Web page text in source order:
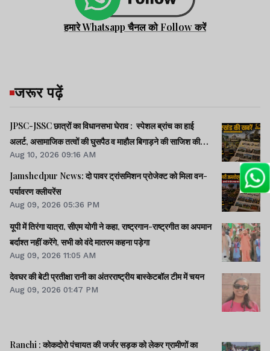
हमारे Whatsapp चैनल को Follow करें
जरूर पढ़ें
JPSC-JSSC छात्रों का विधानसभा घेराव : स्पेशल ब्रांच का हाई
अलर्ट, असामाजिक तत्वों की घुसपैठ व माहौल बिगाड़ने की साजिश की
आशंका
Aug 10, 2026 09:16 AM
Jamshedpur News: दो पावर ट्रांसमिशन प्रोजेक्ट को मिला वन-
पर्यावरण क्लीयरेंस
Aug 09, 2026 05:36 PM
यूपी में तिरंगा यात्रा, सीएम योगी ने कहा, राष्ट्रगान-राष्ट्रगीत का अपमान
बर्दाश्त नहीं करेंगे, सभी को वंदे मातरम कहना पड़ेगा
Aug 09, 2026 11:05 AM
देवघर की बेटी प्रतीक्षा रानी का अंतरराष्ट्रीय बास्केटबॉल टीम में चयन
Aug 09, 2026 01:47 PM
Ranchi : कोकदोरो पंचायत की जर्जर सड़क को लेकर ग्रामीणों का